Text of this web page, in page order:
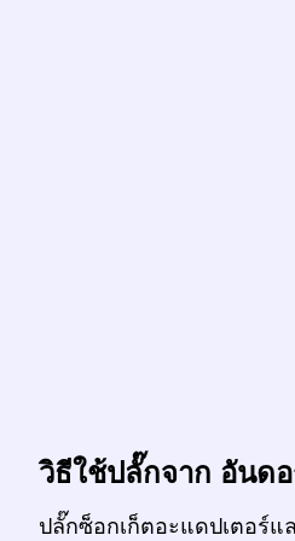
วิธีใช้ปลั๊กจาก อันด
ปลั๊กซ็อกเก็ตอะแดปเตอร์แ